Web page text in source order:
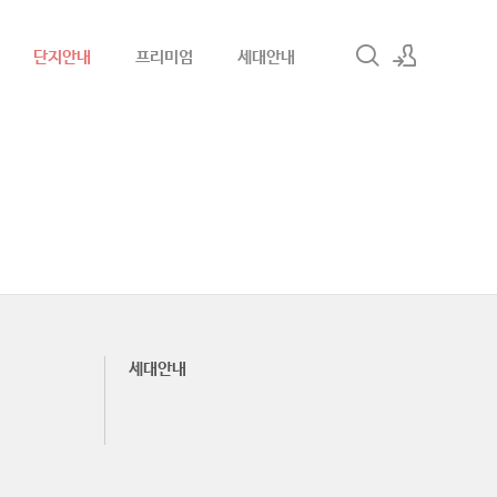
단지안내 프리미엄 세대안내
세대안내